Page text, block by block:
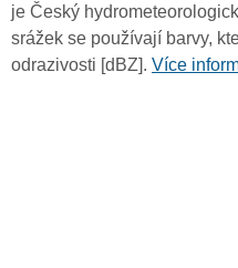
je Český
srážek se používají barvy,
odrazivosti [dBZ]. Více